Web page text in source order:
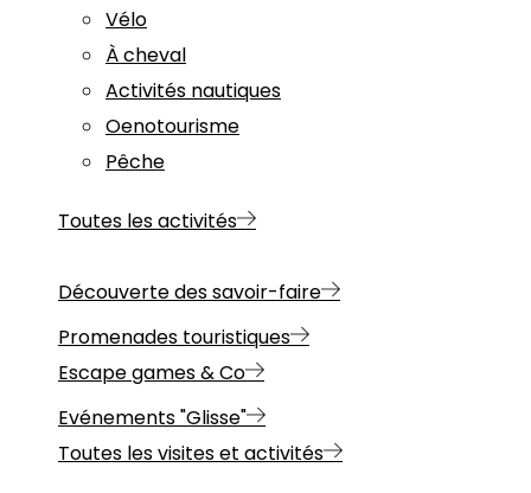
Vélo
À cheval
Activités nautiques
Oenotourisme
Pêche
Toutes les activités
Découverte des savoir-faire
Promenades touristiques
Escape games & Co
Evénements "Glisse"
Toutes les visites et activités